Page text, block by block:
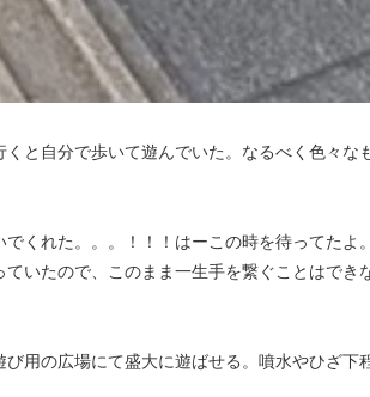
と自分で歩いて遊んでいた。なるべく色々な
くれた。。。！！！はーこの時を待ってたよ
いたので、このまま一生手を繋ぐことはでき
用の広場にて盛大に遊ばせる。噴水やひざ下